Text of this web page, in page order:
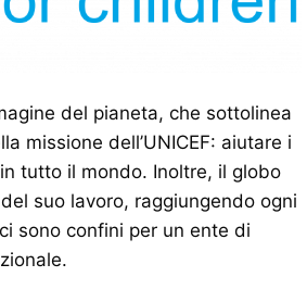
del pianeta, che sottolinea
missione dell’UNICEF: aiutare i
tutto il mondo. Inoltre, il globo
suo lavoro, raggiungendo ogni
sono confini per un ente di